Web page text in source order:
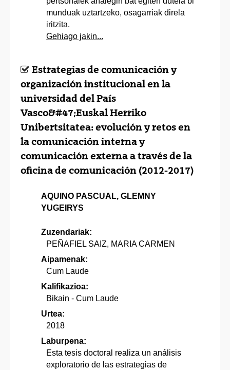
munduak uztartzeko, osagarriak direla
iritzita.
Gehiago jakin...
Estrategias de comunicación y
organización institucional en la
universidad del País
Vasco&#47;Euskal Herriko
Unibertsitatea: evolución y retos en
la comunicación interna y
comunicación externa a través de la
oficina de comunicación (2012-2017)
AQUINO PASCUAL, GLEMNY
YUGEIRYS
Zuzendariak:
PEÑAFIEL SAIZ, MARIA CARMEN
Aipamenak:
Cum Laude
Kalifikazioa:
Bikain - Cum Laude
Urtea:
2018
Laburpena:
Esta tesis doctoral realiza un análisis
exploratorio de las estrategias de